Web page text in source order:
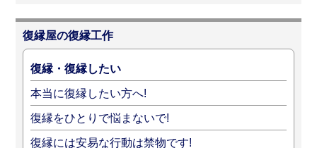
復縁屋の復縁工作
復縁・復縁したい
本当に復縁したい方へ!
復縁をひとりで悩まないで!
復縁には安易な行動は禁物です!